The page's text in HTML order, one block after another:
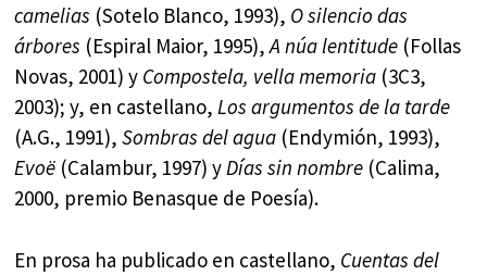
camelias (Sotelo Blanco, 1993), O silencio das
árbores (Espiral Maior, 1995),A núa lentitude (Follas
Novas, 2001) y Compostela, vella memoria (3C3,
2003); y, en castellano,Los argumentos de la tarde
(A.G., 1991),Sombras del agua (Endymión, 1993),
Evoë (Calambur, 1997) yDías sin nombre (Calima,
2000, premio Benasque de Poesía).
En prosa ha publicado en castellano, Cuentas del